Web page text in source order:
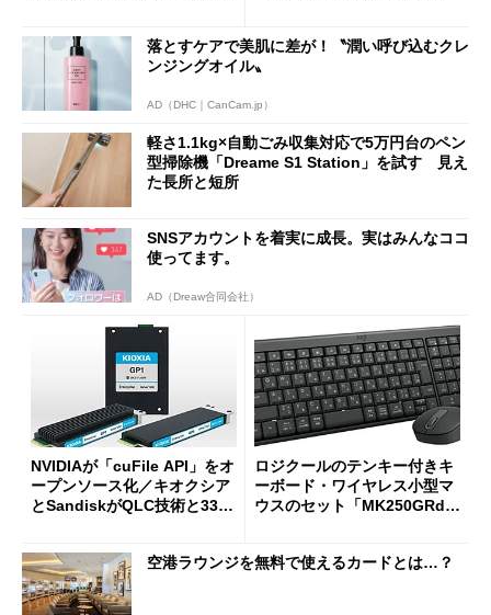
落とすケアで美肌に差が！〝潤い呼び込むクレ
ンジングオイル〟
AD（DHC｜CanCam.jp）
軽さ1.1kg×自動ごみ収集対応で5万円台のペン
型掃除機「Dreame S1 Station」を試す 見え
た長所と短所
SNSアカウントを着実に成長。実はみんなココ
使ってます。
AD（Dreaw合同会社）
NVIDIAが「cuFile API」をオ
ープンソース化／キオクシア
とSandiskがQLC技術と332
ロジクールのテンキー付きキ
ーボード・ワイヤレス小型マ
ウスのセット「MK250GRd」
空港ラウンジを無料で使えるカードとは…？